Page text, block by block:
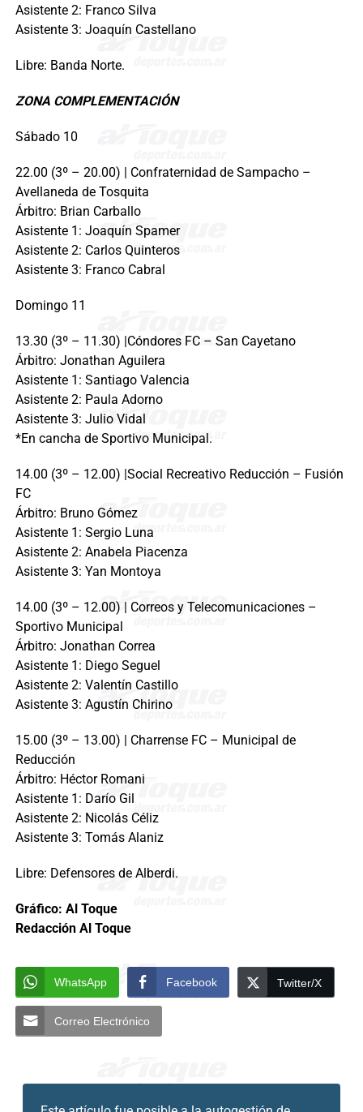
Asistente 2: Franco Silva
Asistente 3: Joaquín Castellano
Libre: Banda Norte.
ZONA COMPLEMENTACIÓN
Sábado 10
22.00 (3º – 20.00) | Confraternidad de Sampacho –
Avellaneda de Tosquita
Árbitro: Brian Carballo
Asistente 1: Joaquín Spamer
Asistente 2: Carlos Quinteros
Asistente 3: Franco Cabral
Domingo 11
13.30 (3º – 11.30) |Cóndores FC – San Cayetano
Árbitro: Jonathan Aguilera
Asistente 1: Santiago Valencia
Asistente 2: Paula Adorno
Asistente 3: Julio Vidal
*En cancha de Sportivo Municipal.
14.00 (3º – 12.00) |Social Recreativo Reducción – Fusión
FC
Árbitro: Bruno Gómez
Asistente 1: Sergio Luna
Asistente 2: Anabela Piacenza
Asistente 3: Yan Montoya
14.00 (3º – 12.00) | Correos y Telecomunicaciones –
Sportivo Municipal
Árbitro: Jonathan Correa
Asistente 1: Diego Seguel
Asistente 2: Valentín Castillo
Asistente 3: Agustín Chirino
15.00 (3º – 13.00) | Charrense FC – Municipal de
Reducción
Árbitro: Héctor Romani
Asistente 1: Darío Gil
Asistente 2: Nicolás Céliz
Asistente 3: Tomás Alaniz
Libre: Defensores de Alberdi.
Gráfico: Al Toque
Redacción Al Toque
WhatsApp Facebook Twitter/X
Correo Electrónico